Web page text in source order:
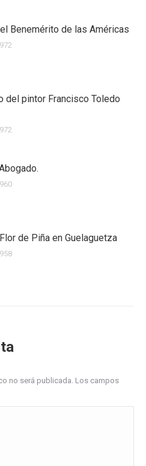
Benemérito de las Américas
del pintor Francisco Toledo
de Piña en Guelaguetza
no será publicada. Los campos